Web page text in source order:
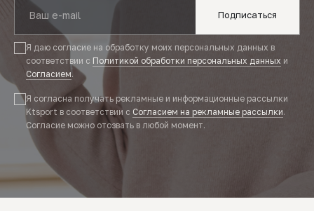
Подписаться
Я даю согласие на обработку моих персональных данных в
соответствии с Политикой обработки персональных данных и
Согласием.
Я согласна получать рекламные и информационные рассылки
Ktsport в соответствии с Согласием на рекламные рассылки.
Согласие можно отозвать в любой момент.